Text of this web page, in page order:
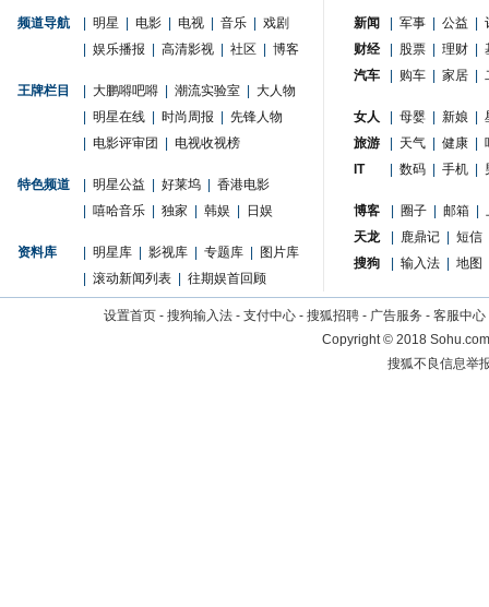
频道导航 明星 电影 电视 音乐
戏剧
娱乐播报 高清影视 社区 博客
王牌栏目 大鹏嘚吧嘚 潮流实验室
大人物
明星在线 时尚周报
先锋人物
电影评审团 电视收视榜
特色频道 明星公益 好莱坞
香港电影
嘻哈音乐 独家 韩娱 日娱
资料库 明星库 影视库 专题库
图片库
滚动新闻列表 往期娱首回顾
新闻 军事 公益
财经
股票 理财
汽车
购车 家居
女人 母婴 新娘
旅游
天气 健康
IT
数码 手机
博客 圈子 邮箱
天龙
鹿鼎记
短信
搜狗
输入法 地图
设置首页 - 搜狗输入法 - 支付中心 - 搜狐招聘 - 广告服务 - 客服中心
Copyright©2018
搜狐不良信息举